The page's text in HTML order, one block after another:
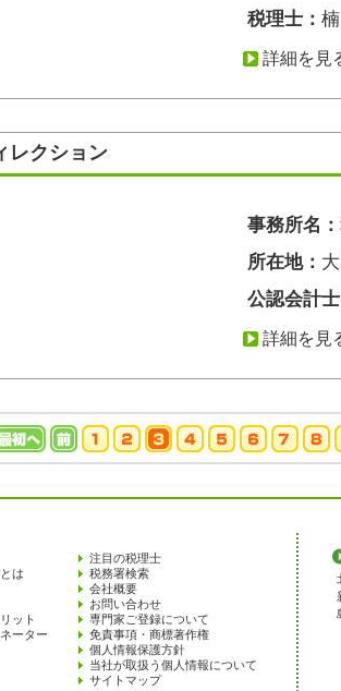
税理士：
詳細を見
レクション
事務所名：
所在地：
公認会計
詳細を見
は
ット
ーター
注目の税理士
税務署検索
会社概要
お問い合わせ
専門家ご登録について
免責事項・商標著作権
個人情報保護方針
当社が取扱う個人情報について
サイトマップ